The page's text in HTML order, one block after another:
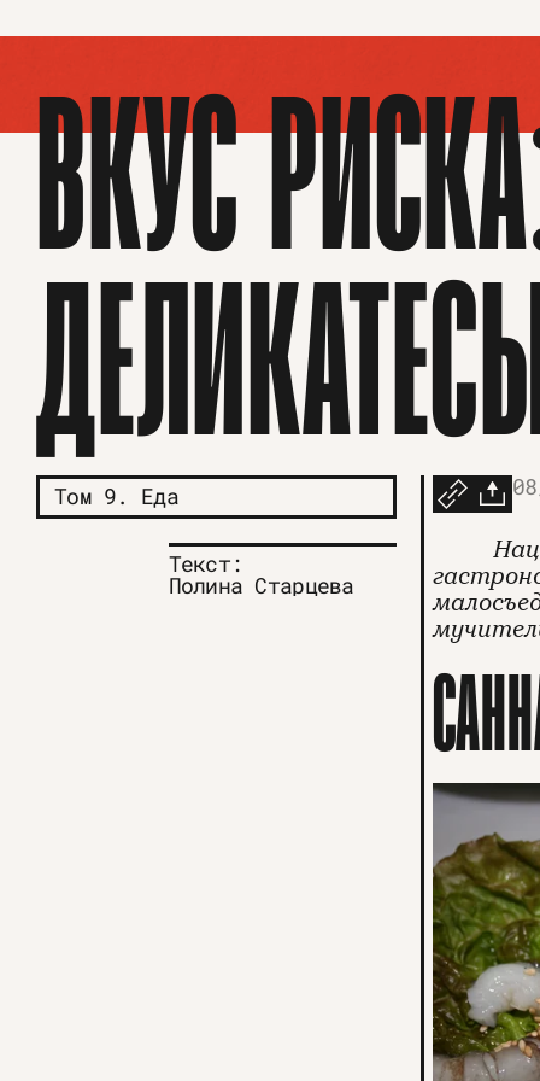
ВКУС
Том 9. Еда
Текст:
Полина Старцева